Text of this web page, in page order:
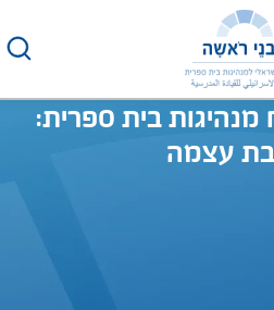
בית ספרית:
עצמה